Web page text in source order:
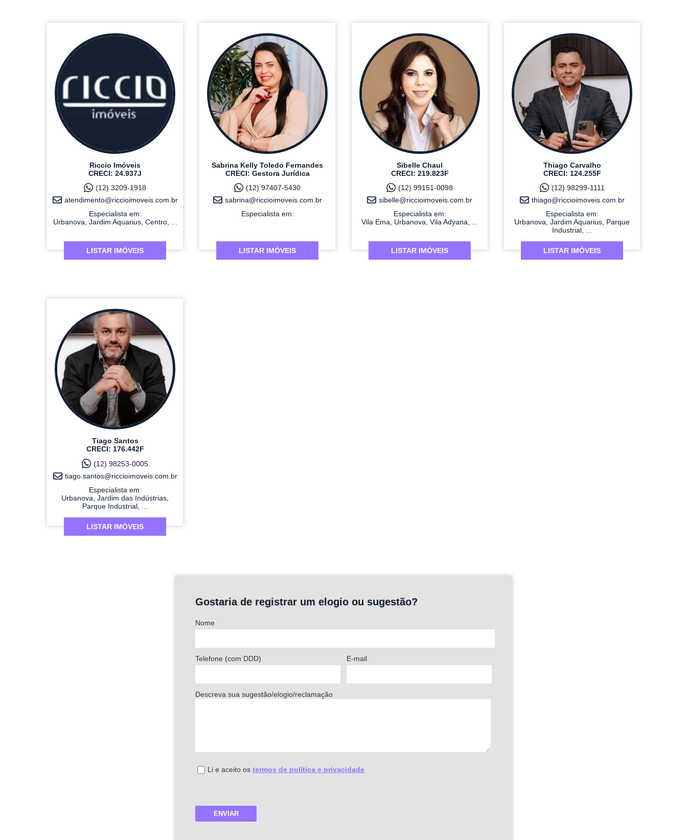
Riccio Imóveis
CRECI: 24.937J
(12) 3209-1918
atendimento@riccioimoveis.com.br
Especialista em:
Urbanova, Jardim Aquarius, Centro, ...
LISTAR IMÓVEIS
Sabrina Kelly Toledo Fernandes
CRECI: Gestora Jurídica
(12) 97407-5430
sabrina@riccioimoveis.com.br
Especialista em:
LISTAR IMÓVEIS
Sibelle Chaul
CRECI: 219.823F
(12) 99151-0098
sibelle@riccioimoveis.com.br
Especialista em:
Vila Ema, Urbanova, Vila Adyana, ...
LISTAR IMÓVEIS
Thiago Carvalho
CRECI: 124.255F
(12) 98299-1111
thiago@riccioimoveis.com.br
Especialista em:
Urbanova, Jardim Aquarius, Parque
Industrial, ...
LISTAR IMÓVEIS
Tiago Santos
CRECI: 176.442F
(12) 98253-0005
tiago.santos@riccioimoveis.com.br
Especialista em:
Urbanova, Jardim das Indústrias,
Parque Industrial, ...
LISTAR IMÓVEIS
Gostaria de registrar um elogio ou sugestão?
Nome
Telefone (com DDD) E-mail
Descreva sua sugestão/elogio/reclamação
Li e aceito os termos de política e privacidade
ENVIAR